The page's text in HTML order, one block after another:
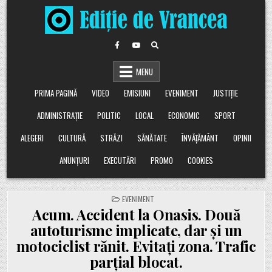
Skip
to
content
MENU
PRIMA PAGINĂ
VIDEO EMISIUNI EVENIMENT
JUSTIȚIE
ADMINISTRAȚIE
POLITIC LOCAL ECONOMIC
SPORT
ALEGERI
CULTURĂ STRĂZI SĂNĂTATE ÎNVĂȚĂMÂNT
OPINII
ANUNȚURI
EXECUTĂRI PROMO COOKIES
POSTED
IN
EVENIMENT
Acum. Accident la Onasis. Două
autoturisme implicate, dar și un
motociclist rănit. Evitați zona. Trafic
parțial blocat.